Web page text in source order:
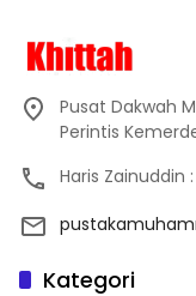
Pusat Dakwah
Perintis
Haris
Kategori